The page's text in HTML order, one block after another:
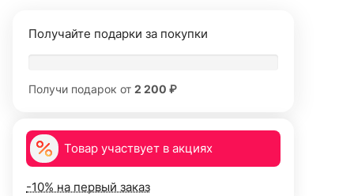
Получайте подарки за покупки
Получи подарок от 2 200 ₽
Товар участвует в акциях
-10% на первый заказ